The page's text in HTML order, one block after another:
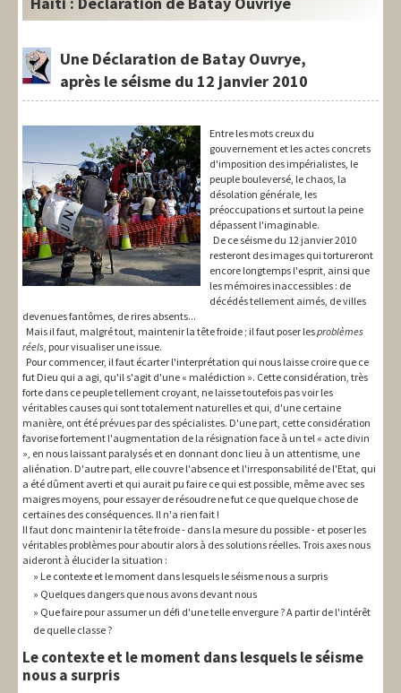
Europe
International
Social
Thèmes
Une Déclaration de Batay Ouvrye,
après le séisme du 12 janvier 2010
Entre les mots creux du
gouvernement et les actes concrets
d'imposition des impérialistes, le
peuple bouleversé, le chaos, la
désolation générale, les
préoccupations et surtout la peine
dépassent l'imaginable.
De ce séisme du 12 janvier 2010
resteront des images qui tortureront
encore longtemps l'esprit, ainsi que
les mémoires inaccessibles : de
décédés tellement aimés, de villes
devenues fantômes, de rires absents...
Mais il faut, malgré tout, maintenir la tête froide ; il faut poser lesproblèmes
réels, pour visualiser une issue.
Pour commencer, il faut écarter l'interprétation qui nous laisse croire que ce
fut Dieu qui a agi, qu'il s'agit d'une « malédiction ». Cette considération, très
forte dans ce peuple tellement croyant, ne laisse toutefois pas voir les
véritables causes qui sont totalement naturelles et qui, d'une certaine
manière, ont été prévues par des spécialistes. D'une part, cette considération
favorise fortement l'augmentation de la résignation face à un tel « acte divin
», en nous laissant paralysés et en donnant donc lieu à un attentisme, une
aliénation. D'autre part, elle couvre l'absence et l'irresponsabilité de l'Etat, qui
a été dûment averti et qui aurait pu faire ce qui est possible, même avec ses
maigres moyens, pour essayer de résoudre ne fut ce que quelque chose de
certaines des conséquences. Il n'a rien fait !
Il faut donc maintenir la tête froide - dans la mesure du possible - et poser les
véritables problèmes pour aboutir alors à des solutions réelles. Trois axes nous
aideront à élucider la situation :
Le contexte et le moment dans lesquels le séisme nous a surpris
Quelques dangers que nous avons devant nous
Que faire pour assumer un défi d'une telle envergure ? A partir de l'intérêt
de quelle classe ?
Le contexte et le moment dans lesquels le séisme
nous a surpris